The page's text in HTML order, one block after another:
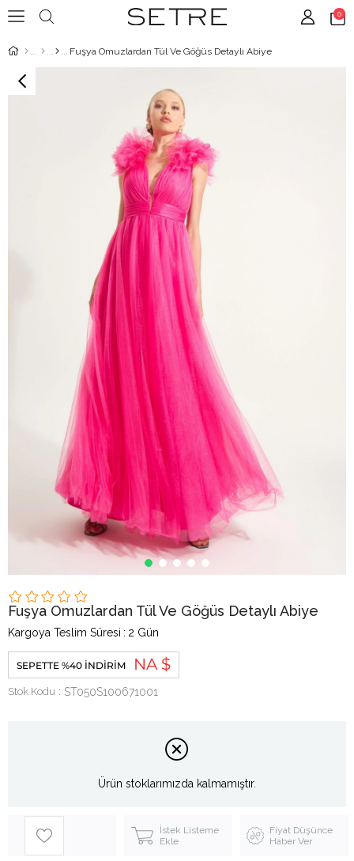
0
Fuşya Omuzlardan Tül Ve Göğüs Detaylı Abiye
Fuşya Omuzlardan Tül Ve Göğüs Detaylı Abiye
Kargoya Teslim Süresi : 2 Gün
SEPETTE %40 İNDIRIM NA $
Stok Kodu ST050S100671001
Ürün stoklarımızda kalmamıştır.
İstek Listeme
Ekle
Fiyat Düşünce
Haber Ver